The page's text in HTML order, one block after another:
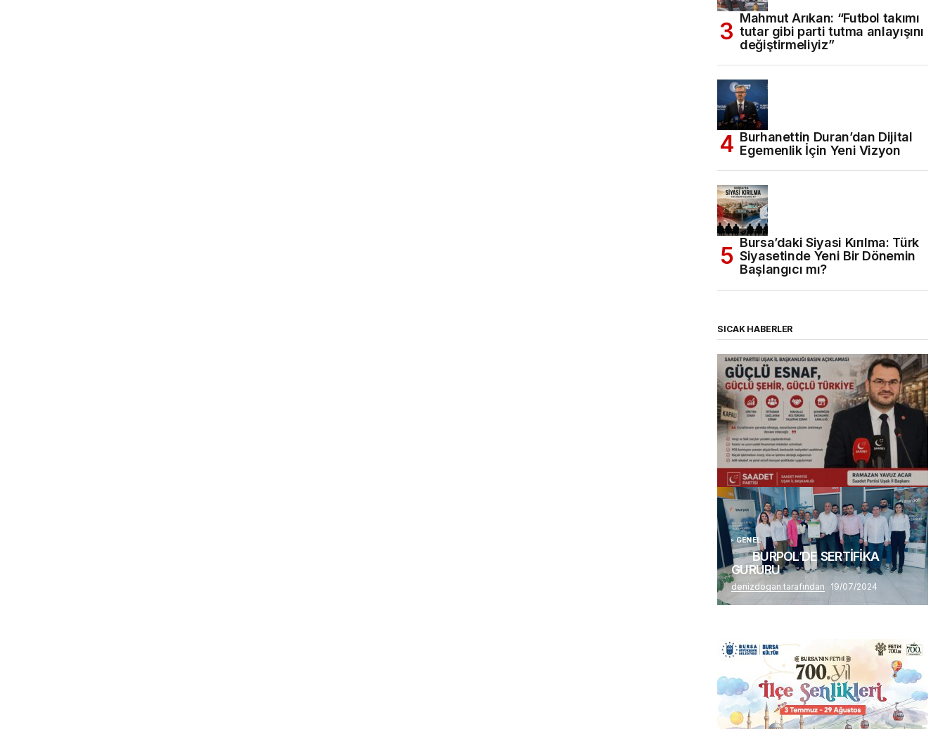
Mahmut Arıkan: “Futbol takımı
tutar gibi parti tutma anlayışını
değiştirmeliyiz”
Burhanettin Duran’dan Dijital
Egemenlik İçin Yeni Vizyon
Bursa’daki Siyasi Kırılma: Türk
Siyasetinde Yeni Bir Dönemin
Başlangıcı mı?
SICAK HABERLER
(başlıksız)
Alaattin Karahan tarafından 14/07/2026
GENEL
BURPOL’DE SERTİFİKA
GURURU
denizdogan tarafından 19/07/2024